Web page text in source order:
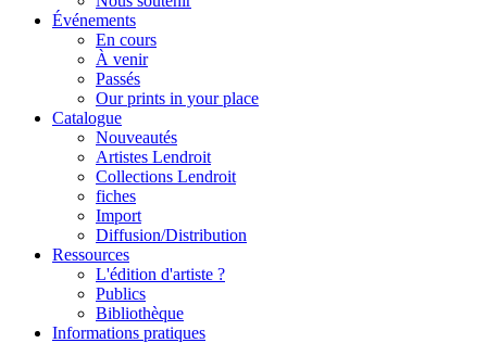
Événements
En cours
À venir
Passés
Our prints in your place
Catalogue
Nouveautés
Artistes Lendroit
Collections Lendroit
fiches
Import
Diffusion/Distribution
Ressources
L'édition d'artiste ?
Publics
Bibliothèque
Informations pratiques